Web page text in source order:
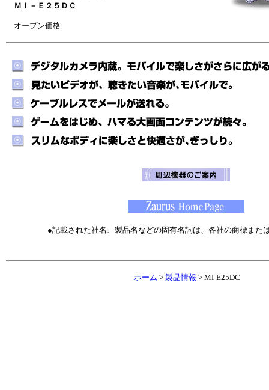
ＭＩ－Ｅ２５ＤＣ
オープン価格
●記載された社名、製品名などの固有名詞は、各社の商標また
ホーム > 製品情報 > MI-E25DC